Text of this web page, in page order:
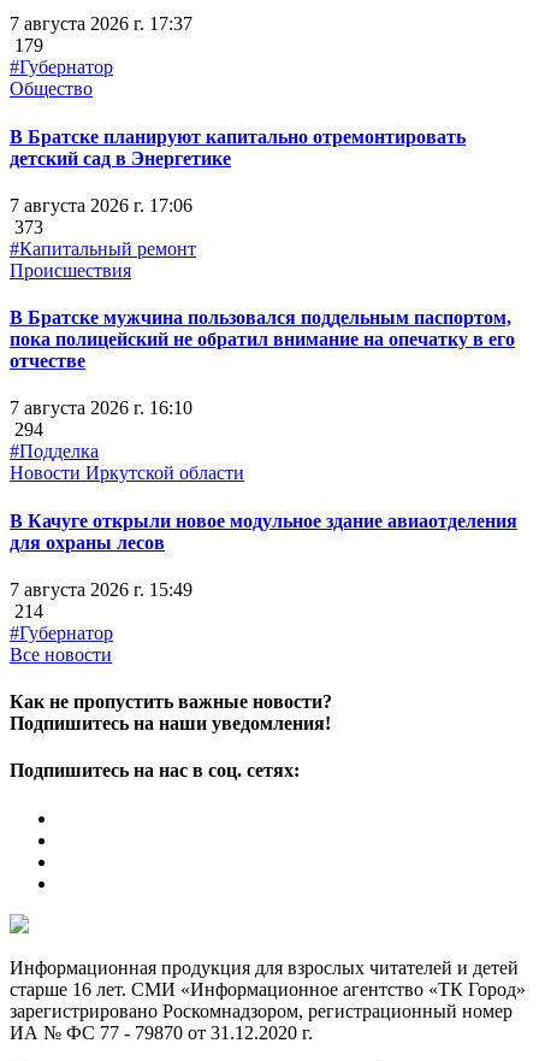
7 августа 2026 г. 17:37
179
#Губернатор
Общество
В Братске планируют капитально отремонтировать
детский сад в Энергетике
7 августа 2026 г. 17:06
373
#Капитальный ремонт
Происшествия
В Братске мужчина пользовался поддельным паспортом,
пока полицейский не обратил внимание на опечатку в его
отчестве
7 августа 2026 г. 16:10
294
#Подделка
Новости Иркутской области
В Качуге открыли новое модульное здание авиаотделения
для охраны лесов
7 августа 2026 г. 15:49
214
#Губернатор
Все новости
Как не пропустить важные новости?
Подпишитесь на наши уведомления!
Подпишитесь на нас в соц. сетях:
Информационная продукция для взрослых читателей и детей
старше 16 лет. СМИ «Информационное агентство «ТК Город»
зарегистрировано Роскомнадзором, регистрационный номер
ИА № ФС 77 - 79870 от 31.12.2020 г.